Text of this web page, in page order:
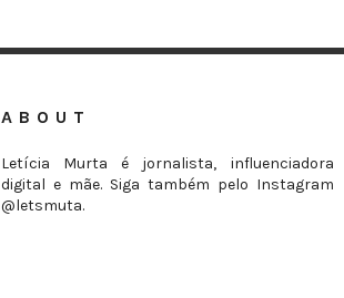
ABOUT
Letícia Murta é jornalista, influenciadora
digital e mãe. Siga também pelo Instagram
@letsmuta.